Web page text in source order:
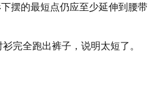
摆的最短点仍应至少延伸到腰带
完全跑出裤子，说明太短了。